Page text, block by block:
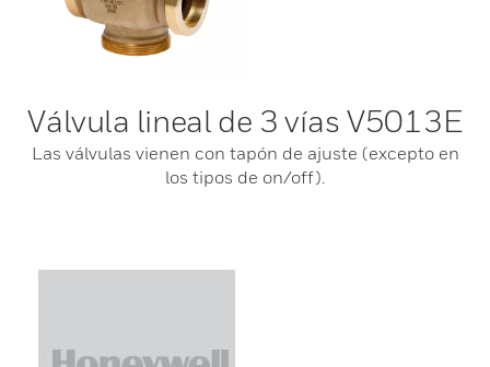
Válvula lineal de 3 vías V5013E
Las válvulas vienen con tapón de ajuste (excepto en
los tipos de on/off).